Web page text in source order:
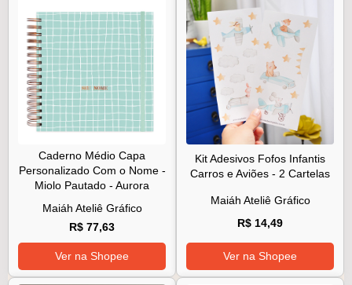
Caderno Médio Capa
Personalizado Com o Nome -
Miolo Pautado - Aurora
Maiáh Ateliê Gráfico
R$ 77,63
Ver na Shopee
Kit Adesivos Fofos Infantis
Carros e Aviões - 2 Cartelas
Maiáh Ateliê Gráfico
R$ 14,49
Ver na Shopee